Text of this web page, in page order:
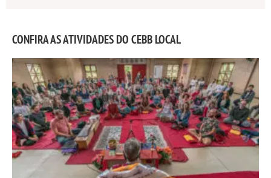
CONFIRA AS ATIVIDADES DO CEBB LOCAL